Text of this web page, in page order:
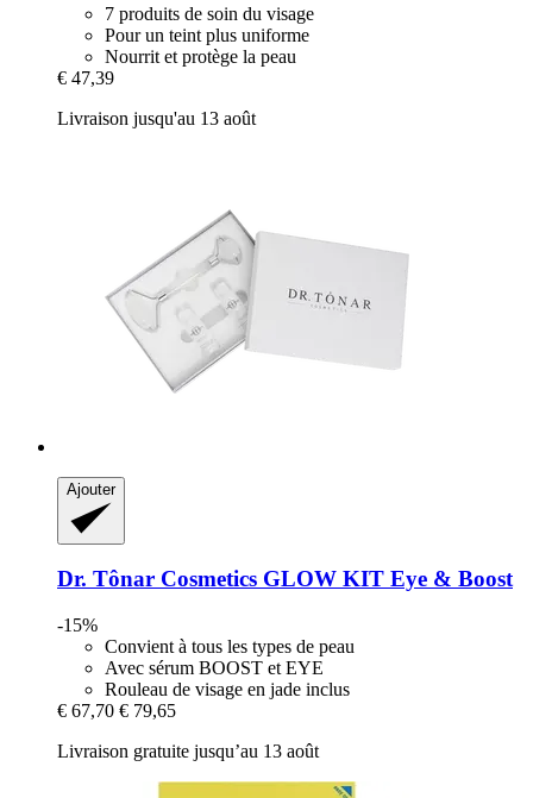
7 produits de soin du visage
Pour un teint plus uniforme
Nourrit et protège la peau
€ 47,39
Livraison jusqu'au 13 août
Ajouter
Dr. Tônar Cosmetics GLOW KIT Eye & Boost
-15%
Convient à tous les types de peau
Avec sérum BOOST et EYE
Rouleau de visage en jade inclus
€ 67,70 € 79,65
Livraison gratuite jusqu’au 13 août